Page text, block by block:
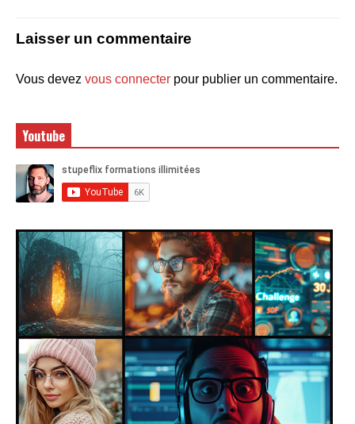
Laisser un commentaire
Vous devez vous connecter pour publier un commentaire.
Youtube